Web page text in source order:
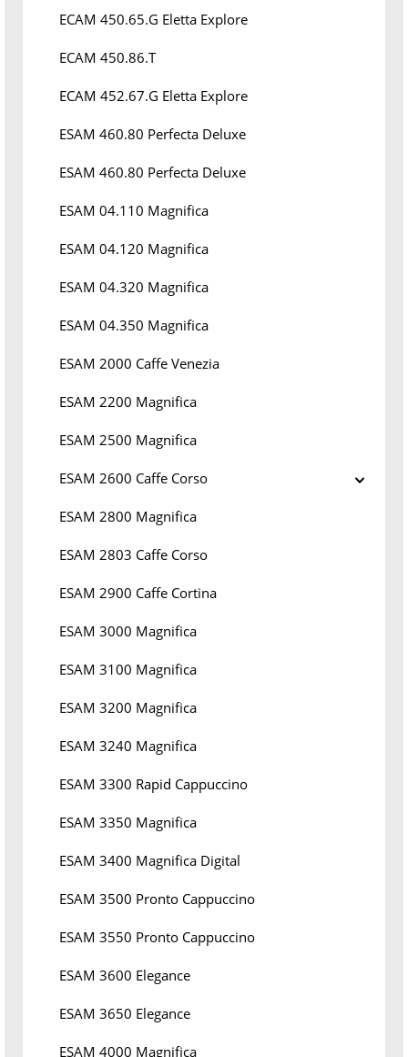
ECAM 450.65.G Eletta Explore
ECAM 450.86.T
ECAM 452.67.G Eletta Explore
ESAM 460.80 Perfecta Deluxe
ESAM 460.80 Perfecta Deluxe
ESAM 04.110 Magnifica
ESAM 04.120 Magnifica
ESAM 04.320 Magnifica
ESAM 04.350 Magnifica
ESAM 2000 Caffe Venezia
ESAM 2200 Magnifica
ESAM 2500 Magnifica
ESAM 2600 Caffe Corso
ESAM 2800 Magnifica
ESAM 2803 Caffe Corso
ESAM 2900 Caffe Cortina
ESAM 3000 Magnifica
ESAM 3100 Magnifica
ESAM 3200 Magnifica
ESAM 3240 Magnifica
ESAM 3300 Rapid Cappuccino
ESAM 3350 Magnifica
ESAM 3400 Magnifica Digital
ESAM 3500 Pronto Cappuccino
ESAM 3550 Pronto Cappuccino
ESAM 3600 Elegance
ESAM 3650 Elegance
ESAM 4000 Magnifica